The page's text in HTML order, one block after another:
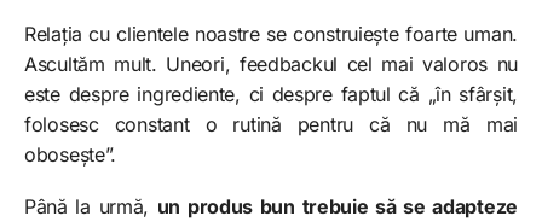
Relația cu clientele noastre se construiește foarte uman.
Ascultăm mult. Uneori, feedbackul cel mai valoros nu
este despre ingrediente, ci despre faptul că „în sfârșit,
folosesc constant o rutină pentru că nu mă mai
obosește”.
Până la urmă, un produs bun trebuie să se adapteze